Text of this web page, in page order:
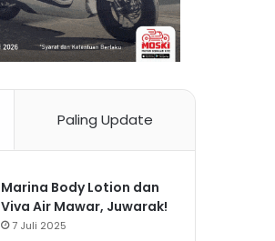
Paling Update
Marina Body Lotion dan
Viva Air Mawar, Juwarak!
7 Juli 2025